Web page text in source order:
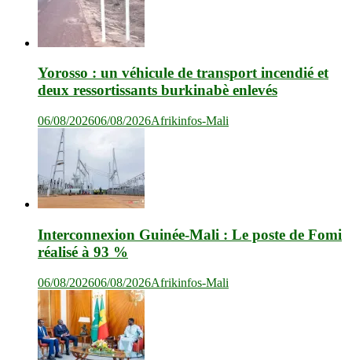
Yorosso : un véhicule de transport incendié et
deux ressortissants burkinabè enlevés
06/08/202606/08/2026Afrikinfos-Mali
Interconnexion Guinée-Mali : Le poste de Fomi
réalisé à 93 %
06/08/202606/08/2026Afrikinfos-Mali